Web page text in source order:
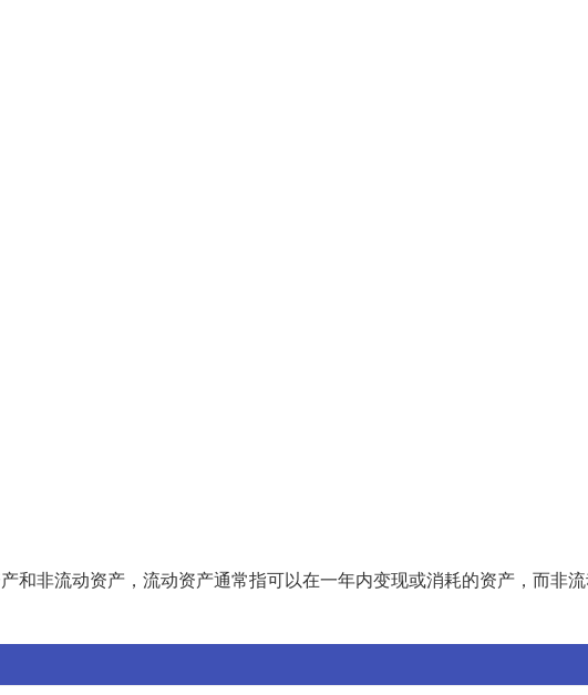
和非流动资产，流动资产通常指可以在一年内变现或消耗的资产，而非